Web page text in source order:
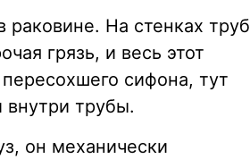
На стенках труб
грязь, и весь этот
сифона, тут
трубы.
он механически